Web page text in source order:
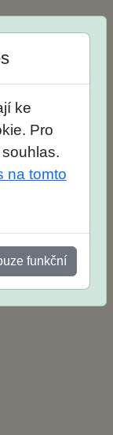
ke
Pro
na tomto
funkční